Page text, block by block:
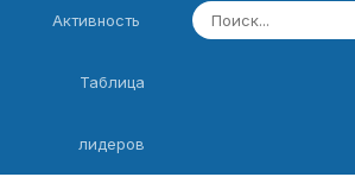
Активность
Таблица
лидеров